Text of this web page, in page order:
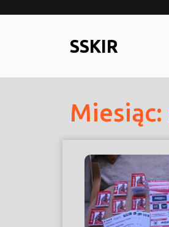
SSKIR
Miesiąc: